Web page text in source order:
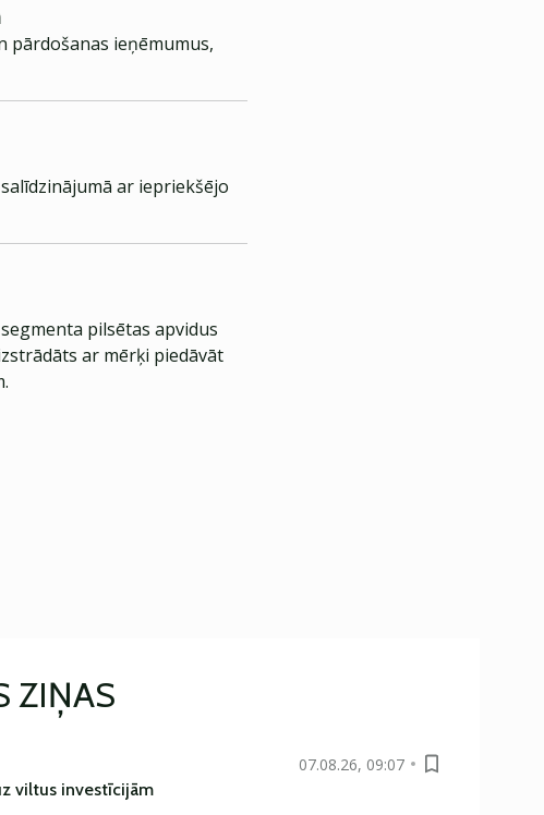
pārdošanas ieņēmumus,
ar iepriekšējo
pilsētas apvidus
ar mērķi piedāvāt
ZIŅAS
07.08.26, 09:07
viltus investīcijām